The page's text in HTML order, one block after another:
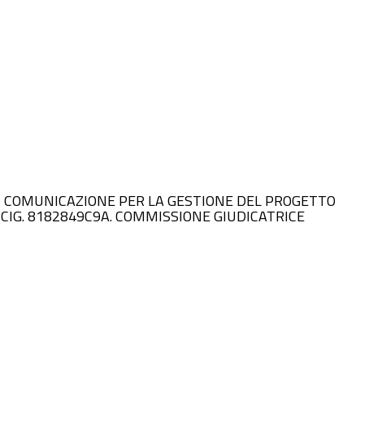
PER LA GESTIONE DEL PROGETTO
8182849C9A. COMMISSIONE GIUDICATRICE